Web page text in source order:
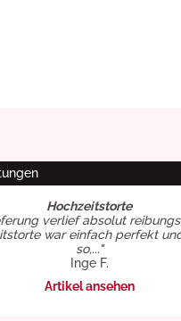
Hochzeitstorte
verlief absolut
war einfach perfekt
so,..."
Inge F.
Artikel ansehen